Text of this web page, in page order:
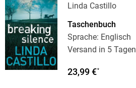
Linda Castillo
Taschenbuch
Sprache: Englisch
Versand in 5 Tagen
23,99 €*